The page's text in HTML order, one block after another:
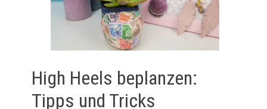
High Heels beplanzen:
Tipps und Tricks